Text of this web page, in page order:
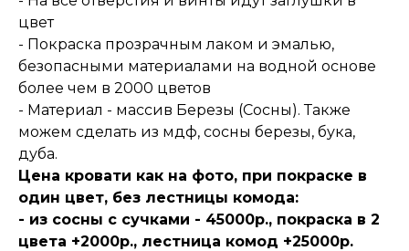
цвет
- Покраска прозрачным лаком и эмалью,
безопасными материалами на водной основе
более чем в 2000 цветов
- Материал - массив Березы (Сосны). Также
можем сделать из мдф, сосны березы, бука,
дуба.
Цена кровати как на фото, при покраске в
один цвет, без лестницы комода:
- из сосны с сучками - 45000р., покраска в 2
цвета +2000р., лестница комод +25000р.